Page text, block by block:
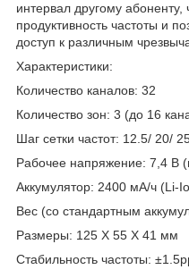
интервал другому абоненту,
продуктивность частоты и
доступ к различным
Характеристики:
Количество каналов: 32
Количество зон: 3 (до 16
Шаг сетки частот: 12.5/ 20/
Рабочее напряжение: 7,4 В
Аккумулятор: 2400 мА/ч (Li-
Вес (со стандартным
Размеры: 125 X 55 X 41 мм
Стабильность частоты: